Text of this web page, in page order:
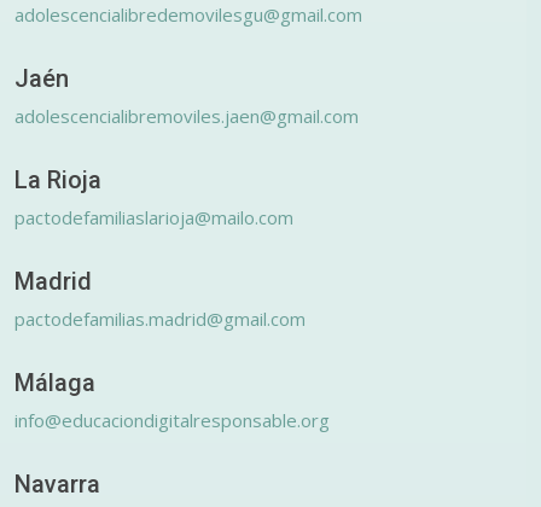
adolescencialibredemovilesgu@gmail.com
Jaén
adolescencialibremoviles.jaen@gmail.com
La Rioja
pactodefamiliaslarioja@mailo.com
Madrid
pactodefamilias.madrid@gmail.com
Málaga
info@educaciondigitalresponsable.org
Navarra